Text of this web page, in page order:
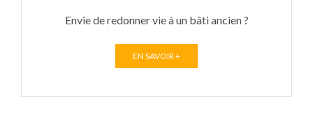
Envie de redonner vie à un bâti ancien ?
EN SAVOIR +